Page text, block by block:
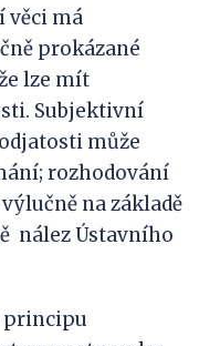
věci má
prokázané
lze mít
Subjektivní
může
rozhodování
na základě
nález Ústavního
principu